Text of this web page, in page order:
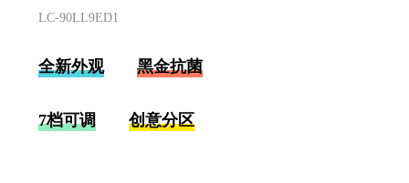
LC-90LL9ED1
全新外观 黑金抗菌
7档可调 创意分区